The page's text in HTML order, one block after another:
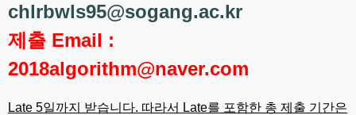
chlrbwls95@sogang.ac.kr
제출 Email :
2018algorithm@naver.com
Late 5일까지 받습니다. 따라서 Late를 포함한 총 제출 기간은